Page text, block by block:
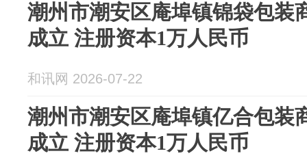
潮州市潮安区庵埠镇锦袋包装
成立 注册资本1万人民币
和讯网 2026-07-22
潮州市潮安区庵埠镇亿合包装
成立 注册资本1万人民币